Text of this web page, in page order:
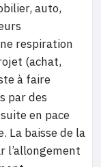
auto,
respiration
(achat,
à faire
par des
en pace
La baisse de la
l’allongement